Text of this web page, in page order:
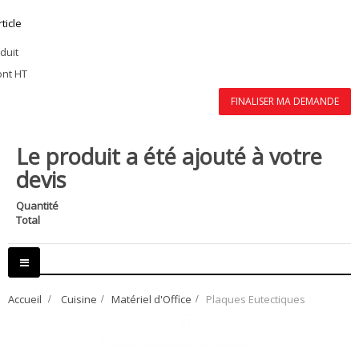
HT
FINALISER MA DEMANDE
Le produit a été ajouté à votre
devis
Quantité
Total
Basculer
la
Accueil > Cuisine > Matériel d'Office > Plaques Eutectiques